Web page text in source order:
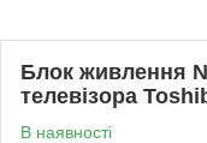
Блок живлення
телевізора
В наявності